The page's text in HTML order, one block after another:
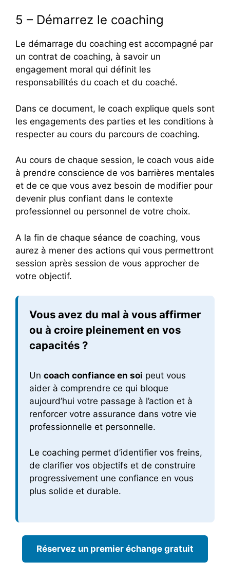
5 – Démarrez le coaching
Le démarrage du coaching est accompagné par
un contrat de coaching, à savoir un
engagement moral qui définit les
responsabilités du coach et du coaché.
Dans ce document, le coach explique quels sont
les engagements des parties et les conditions à
respecter au cours du parcours de coaching.
Au cours de chaque session, le coach vous aide
à prendre conscience de vos barrières mentales
et de ce que vous avez besoin de modifier pour
devenir plus confiant dans le contexte
professionnel ou personnel de votre choix.
A la fin de chaque séance de coaching, vous
aurez à mener des actions qui vous permettront
session après session de vous approcher de
votre objectif.
Vous avez du mal à vous affirmer
ou à croire pleinement en vos
capacités ?
Un coach confiance en soi peut vous
aider à comprendre ce qui bloque
aujourd’hui votre passage à l’action et à
renforcer votre assurance dans votre vie
professionnelle et personnelle.
Le coaching permet d’identifier vos freins,
de clarifier vos objectifs et de construire
progressivement une confiance en vous
plus solide et durable.
Réservez un premier échange gratuit